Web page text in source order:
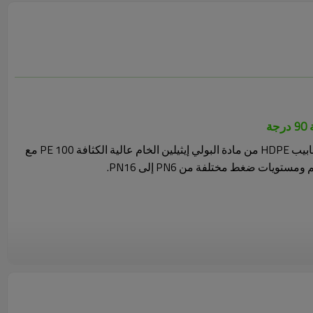
تُصنع تجهيزات اللحام الكهربائي لأنابيب HDPE من مادة البولي إيثيلين الخام عالية الكثافة PE 100 مع